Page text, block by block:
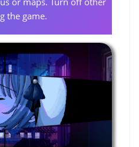
the game.